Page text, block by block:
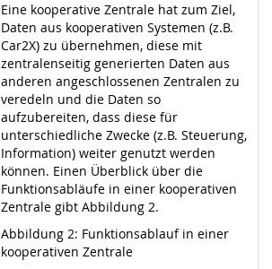
Eine kooperative Zentrale hat zum Ziel,
Daten aus kooperativen Systemen (z.B.
Car2X) zu übernehmen, diese mit
zentralenseitig generierten Daten aus
anderen angeschlossenen Zentralen zu
veredeln und die Daten so
aufzubereiten, dass diese für
unterschiedliche Zwecke (z.B. Steuerung,
Information) weiter genutzt werden
können. Einen Überblick über die
Funktionsabläufe in einer kooperativen
Zentrale gibt Abbildung 2.
Abbildung 2: Funktionsablauf in einer
kooperativen Zentrale